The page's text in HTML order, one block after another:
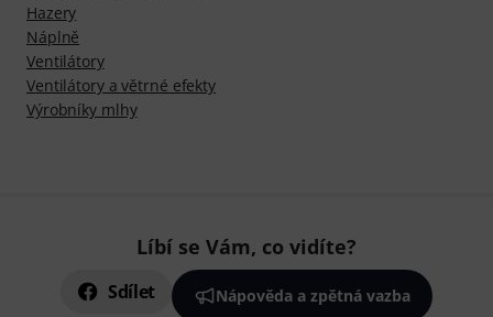
Hazery
Náplně
Ventilátory
Ventilátory a větrné efekty
Výrobníky mlhy
Líbí se Vám, co vidíte?
Sdílet Nápověda a zpětná vazba